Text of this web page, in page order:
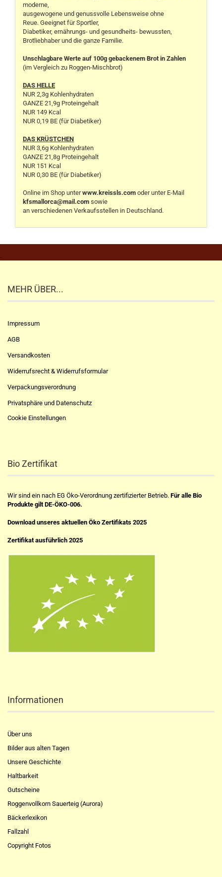
moderne,
ausgewogene und genussvolle Lebensweise ohne
Reue. Geeignet für Sportler,
Diabetiker, ernährungs- und gesundheits- bewussten,
Brotliebhaber und die ganze Familie.
Unschlagbare Werte auf 100g gebackenem Brot in Zahlen
(im Vergleich zu Roggen-Mischbrot)
DAS HELLE
NUR 2,3g Kohlenhydraten
GANZE 21,9g Proteingehalt
NUR 149 Kcal
NUR 0,19 BE (für Diabetiker)
DAS KRÜSTCHEN
NUR 3,6g Kohlenhydraten
GANZE 21,8g Proteingehalt
NUR 151 Kcal
NUR 0,30 BE (für Diabetiker)
Online im Shop unterwww.kreissls.com oder unter E-Mail
kfsmallorca@mail.com sowie
an verschiedenen Verkaufsstellen in Deutschland.
.
MEHR ÜBER...
Impressum
AGB
Versandkosten
Widerrufsrecht & Widerrufsformular
Verpackungsverordnung
Privatsphäre und Datenschutz
Cookie Einstellungen
Bio Zertifikat
Wir sind ein nach EG Öko-Verordnung zertifizierter Betrieb. Für alle Bio
Produkte gilt DE-ÖKO-006.
Download unseres aktuellen Öko Zertifikats 2025
Zertifikat ausführlich 2025
Informationen
Über uns
Bilder aus alten Tagen
Unsere Geschichte
Haltbarkeit
Gutscheine
Roggenvollkorn Sauerteig (Aurora)
Bäckerlexikon
Fallzahl
Copyright Fotos